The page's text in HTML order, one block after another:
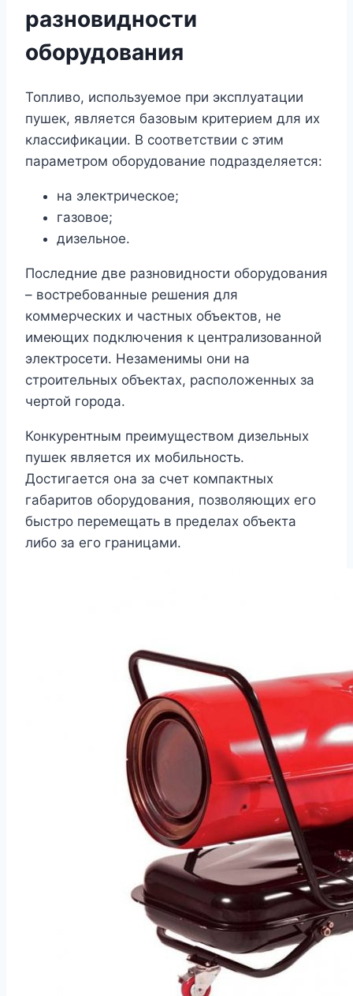
разновидности
оборудования
Топливо, используемое при эксплуатации
пушек, является базовым критерием для их
классификации. В соответствии с этим
параметром оборудование подразделяется:
на электрическое;
газовое;
дизельное.
Последние две разновидности оборудования
– востребованные решения для
коммерческих и частных объектов, не
имеющих подключения к централизованной
электросети. Незаменимы они на
строительных объектах, расположенных за
чертой города.
Конкурентным преимуществом дизельных
пушек является их мобильность.
Достигается она за счет компактных
габаритов оборудования, позволяющих его
быстро перемещать в пределах объекта
либо за его границами.